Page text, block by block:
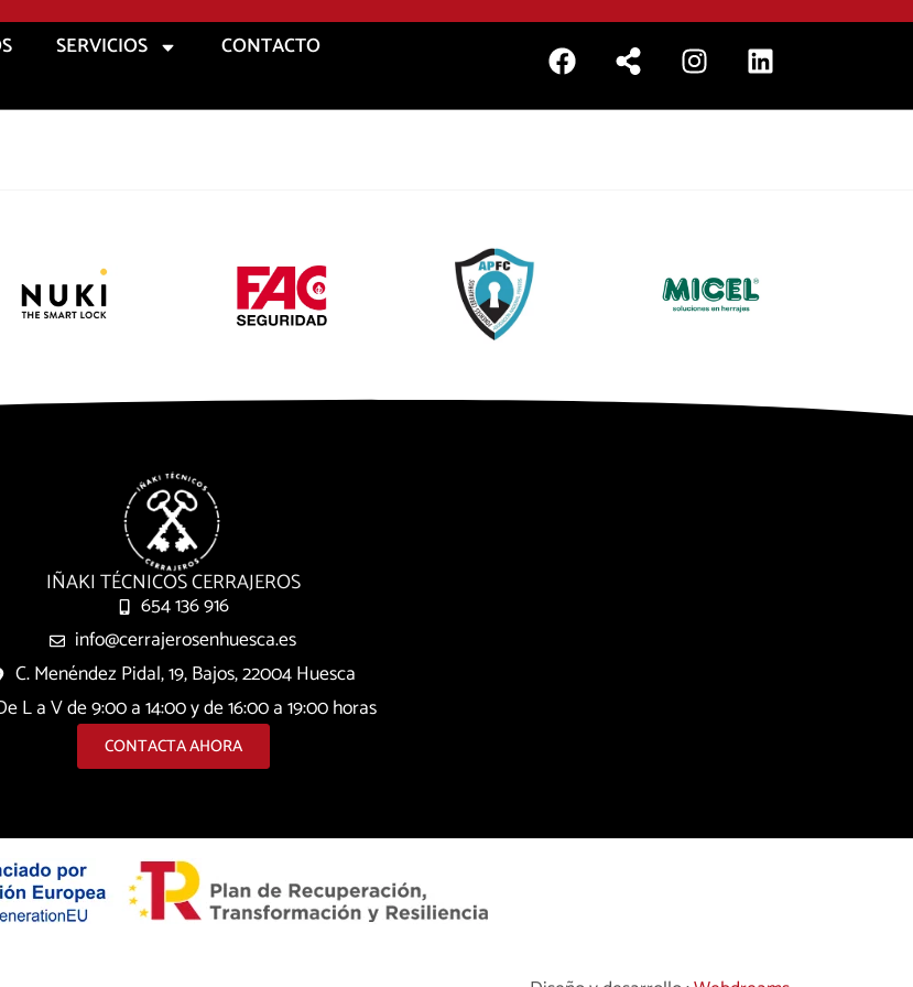
SERVICIOS CONTACTO
IÑAKI TÉCNICOS CERRAJEROS
654 136 916
info@cerrajerosenhuesca.es
C. Menéndez Pidal, 19, Bajos, 22004 Huesca
L a V de 9:00 a 14:00 y de 16:00 a 19:00 horas
CONTACTA AHORA